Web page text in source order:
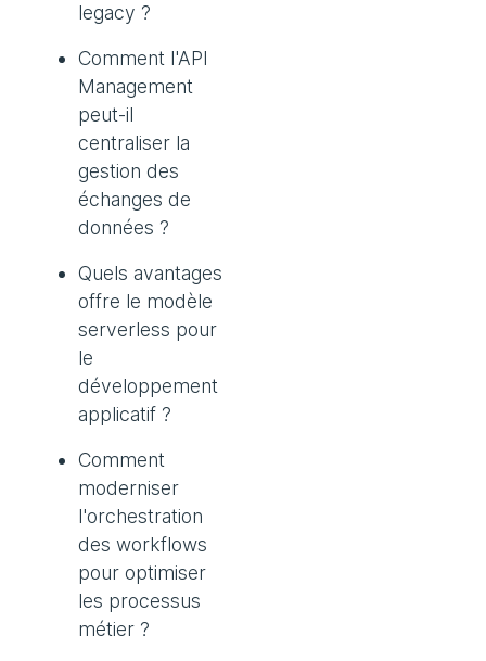
legacy ?
Comment l'API
Management
peut-il
centraliser la
gestion des
échanges de
données ?
Quels avantages
offre le modèle
serverless pour
le
développement
applicatif ?
Comment
moderniser
l'orchestration
des workflows
pour optimiser
les processus
métier ?